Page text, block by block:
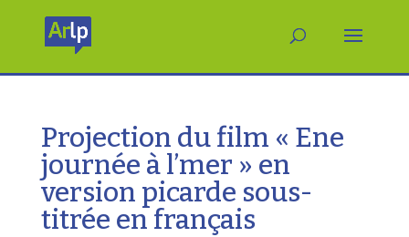
Projection du film « Ene
journée à l’mer » en
version picarde sous-
titrée en français